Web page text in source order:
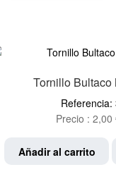
Tornillo Bultaco
Referencia:
Precio : 2,00
Añadir al carrito